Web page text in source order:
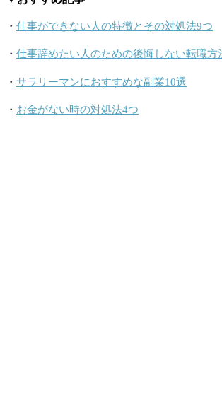
・ 仕事ができない人の特徴とその対処法9つ
・ 仕事辞めたい人のための後悔しない転職方
・ サラリーマンにおすすめな副業10選
・ お金がない時の対処法4つ